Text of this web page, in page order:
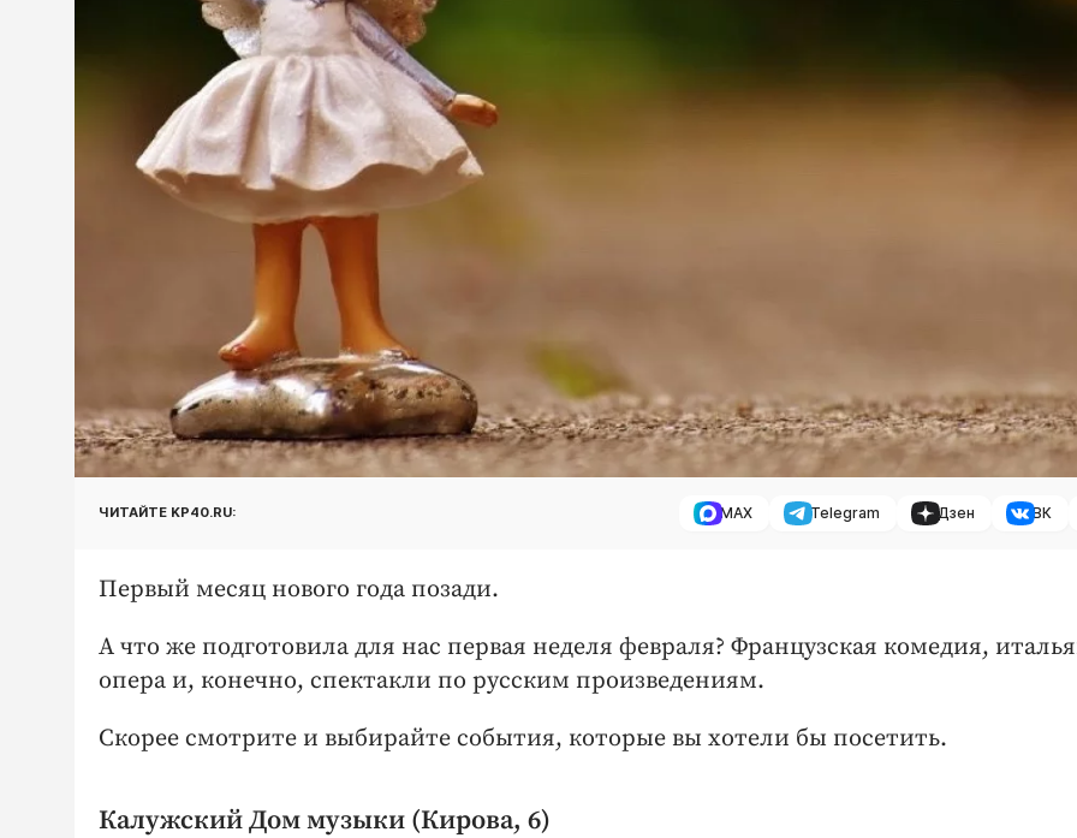
ЧИТАЙТЕ KP40.RU: MAX Telegram Дзен ВК
Первый месяц нового года позади.
А что же подготовила для нас первая неделя февраля? Французская комедия,
опера и, конечно, спектакли по русским произведениям.
Скорее смотрите и выбирайте события, которые вы хотели бы посетить.
Калужский Дом музыки (Кирова, 6)